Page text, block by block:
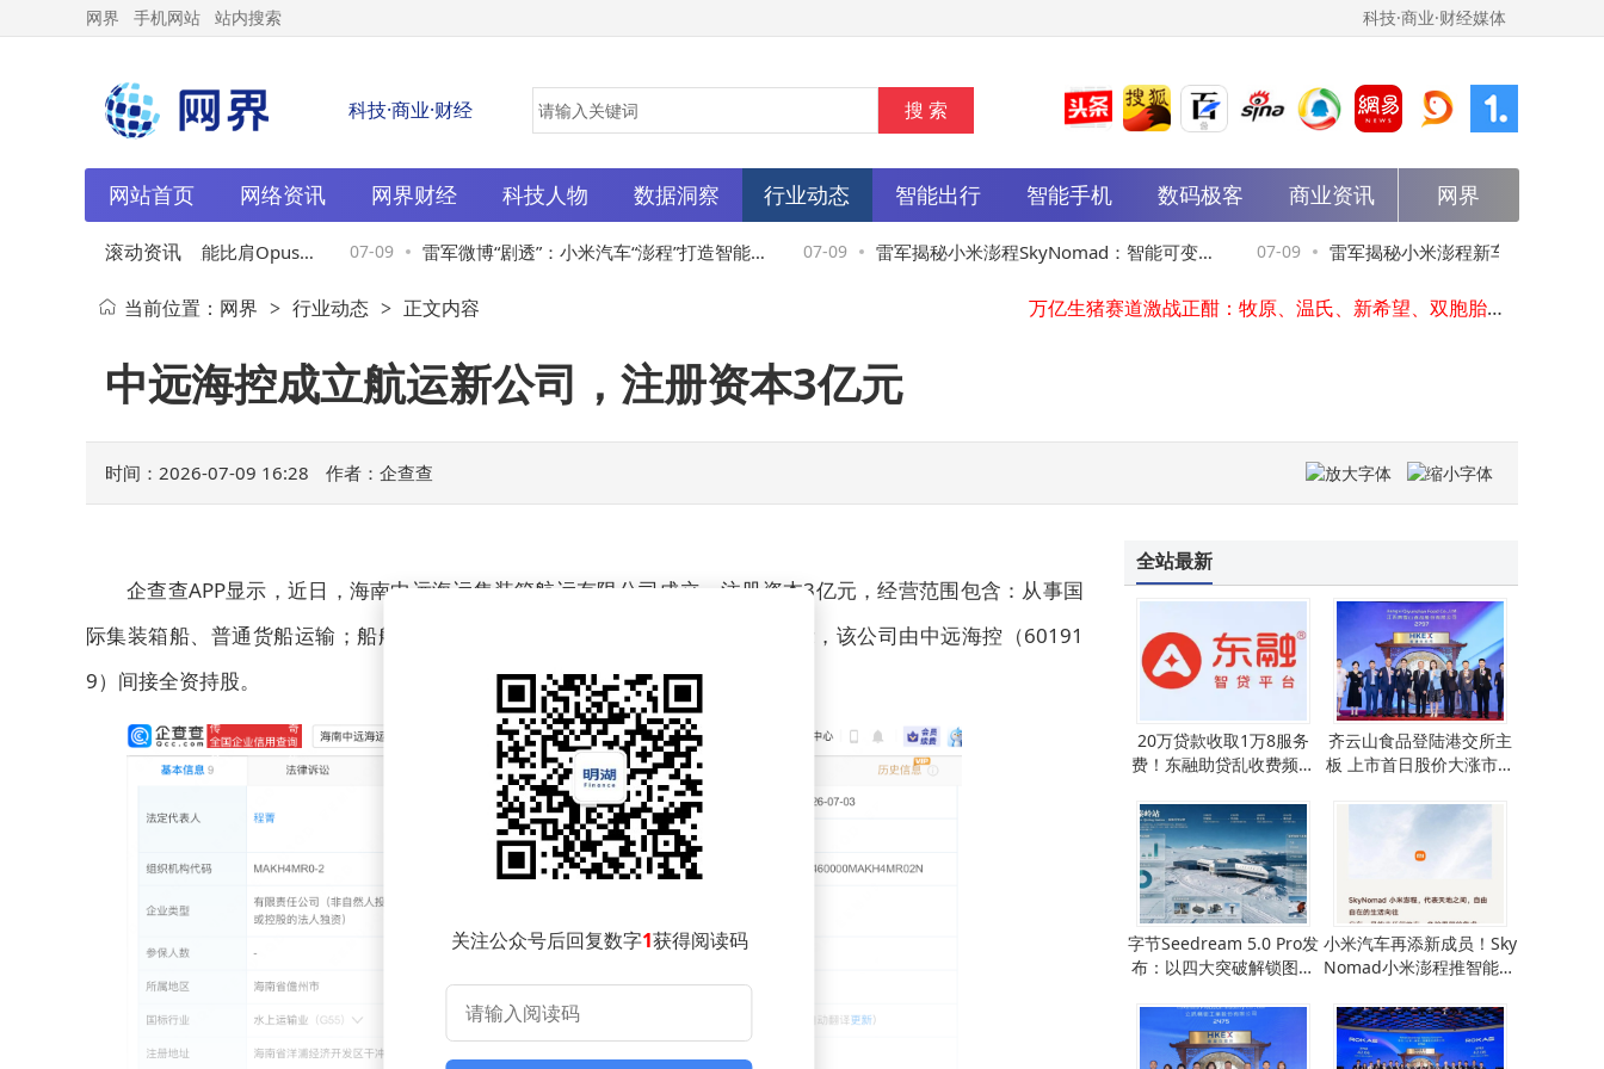
网界 手机网站 站内搜索 科技·商业·财经媒体
科技·商业·财经
网站首页 网络资讯 网界财经 科技人物 数据洞察 行业动态 智能出行 智能手机 数码极客 商业资讯 网界
滚动资讯
现承诺！Grok 4.5性能比肩Opus，
成本更低成新焦点
07-09 雷军微博“剧透”：小米汽车“澎程”打造智能可
变大空间SUV新体验
07-09 雷军揭秘小米澎程SkyNomad：智能可变空
间SUV，满足多元出行新需求
07-09 雷军揭秘小米澎程新车：首发昆仑架
间智能切换，满足多元生活需求
雷军揭秘小米澎程：以昆仑架构赋能，开启智能可变空间SUV新体验
雷军揭秘小米澎程SkyNomad：智能可变空间SUV，满足多元出行新需求
万亿生猪赛道激战正酣：牧原、温氏、新希望、双胞胎各展优势谁能突围？
百强车商兰天集团陷爆雷传闻 董事长汤国华：荒谬说法 经营稳健有底气
雷军揭秘小米澎程：以昆仑架构赋能，开启智能可变空间SUV新体验
当前位置： 网界 > 行业动态 > 正文内容
中远海控成立航运新公司，注册资本3亿元
时间：2026-07-09 16:28 作者：企查查
企查查APP显示，近日，海南中远海运集装箱航运有限公司成立，注册资本3亿元，经营范围包含：从事国
际集装箱船、普通货船运输；船舶租赁；国际船舶代理等。企查查股权穿透显示，该公司由中远海控（60191
9）间接全资持股。
关注公众号后回复数字1获得阅读码
全站最新
20万贷款收取1万8服务
费！东融助贷乱收费频遭
齐云山食品登陆港交所主
板 上市首日股价大涨市值
字节Seedream 5.0 Pro发
布：以四大突破解锁图像
小米汽车再添新成员！Sky
Nomad小米澎程推智能可